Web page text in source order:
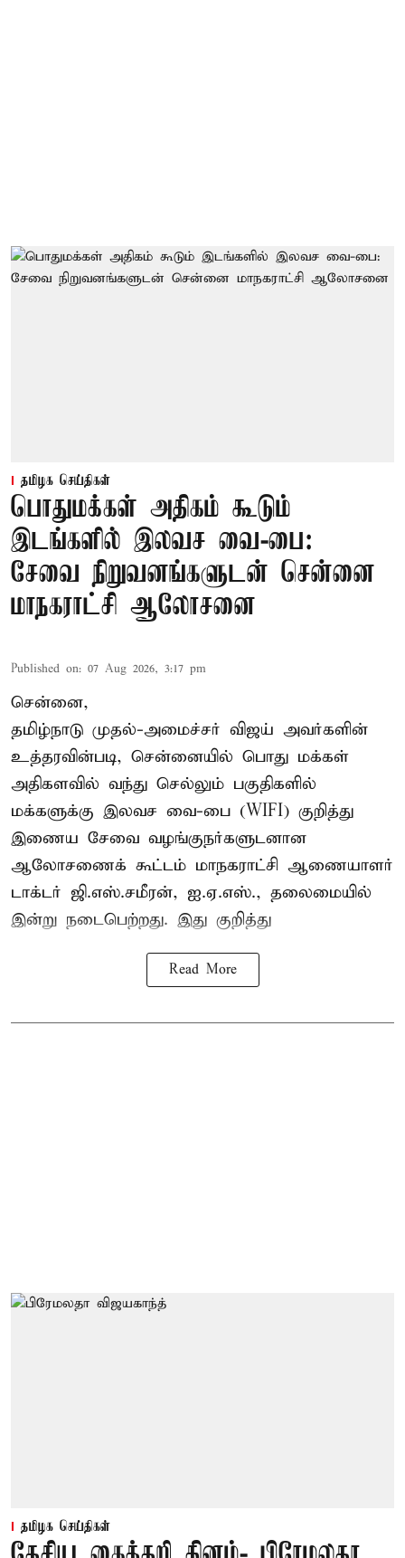
தமிழக செய்திகள்
பொதுமக்கள் அதிகம் கூடும்
இடங்களில் இலவச வை-பை:
சேவை நிறுவனங்களுடன் சென்னை
மாநகராட்சி ஆலோசனை
Published on: 07 Aug 2026, 3:17 pm
சென்னை,
தமிழ்நாடு முதல்-அமைச்சர் விஜய் அவர்களின்
உத்தரவின்படி, சென்னையில் பொது மக்கள்
அதிகளவில் வந்து செல்லும் பகுதிகளில்
மக்களுக்கு இலவச வை-பை (WIFI) குறித்து
இணைய சேவை வழங்குநர்களுடனான
ஆலோசணைக் கூட்டம் மாநகராட்சி ஆணையாளர்
டாக்டர் ஜி.எஸ்.சமீரன், ஐ.ஏ.எஸ்., தலைமையில்
இன்று நடைபெற்றது. இது குறித்து
Read More
தமிழக செய்திகள்